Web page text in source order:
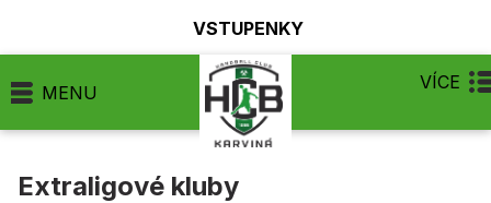
VSTUPENKY
MENU VÍCE
Extraligové kluby